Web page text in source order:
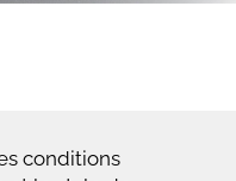
conditions